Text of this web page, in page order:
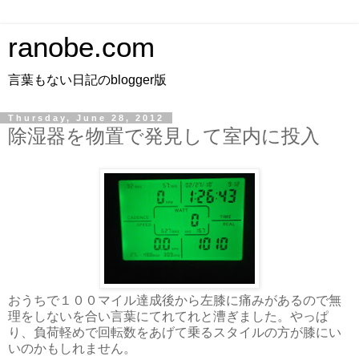
ranobe.com
言葉もない日記のblogger版
Thursday, June 28, 2012
除湿器を物置で発見して室内に投入
おうちで１００マイル達成後から左膝に痛みがあるので無
理をしないを合い言葉にてれてれと漕ぎました。やっぱ
り、負荷軽めで回転数をあげて乗るスタイルの方が膝にい
いのかもしれません。